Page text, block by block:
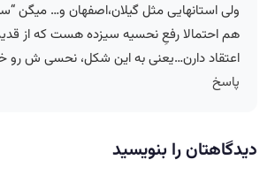
ولی استانهایی مثل گیلان،اصفهان و… میگن
هم احتمالا رفعِ نحسیه سیزده هست که از
اعتقاد دارن…یعنی به این شکل، نحسی ش رو
پاسخ
دیدگاهتان را بنویسید